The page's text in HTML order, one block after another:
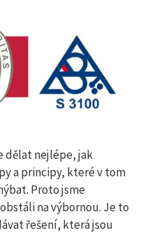
dělat nejlépe, jak
a principy, které v tom
Proto jsme
na výbornou. Je to
řešení, která jsou